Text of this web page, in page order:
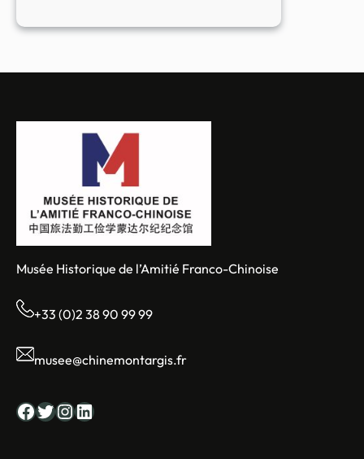
au
des
Musée Historique de l’Amitié Franco-Chinoise
+33 (0)2 38 90 99 99
musee@chinemontargis.fr
Facebook Twitter InstagramLinkedIn